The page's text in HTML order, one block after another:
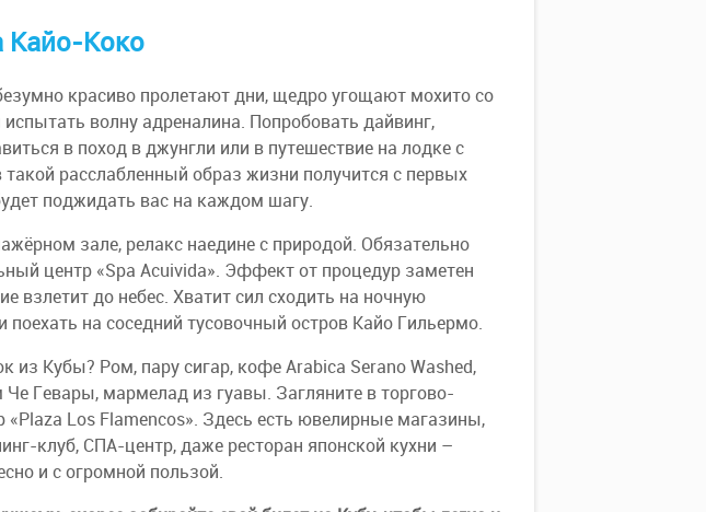
Кайо-Коко
красиво пролетают дни, щедро угощают мохито со
волну адреналина. Попробовать дайвинг,
в поход в джунгли или в путешествие на лодке с
расслабленный образ жизни получится с первых
поджидать вас на каждом шагу.
зале, релакс наедине с природой. Обязательно
центр «Spa Acuivida». Эффект от процедур заметен
взлетит до небес. Хватит сил сходить на ночную
поехать на соседний тусовочный остров Кайо Гильермо.
из Кубы? Ром, пару сигар, кофе Arabica Serano Washed,
Гевары, мармелад из гуавы. Загляните в торгово-
«Plaza Los Flamencos». Здесь есть ювелирные магазины,
клуб, СПА-центр, даже ресторан японской кухни –
и с огромной пользой.